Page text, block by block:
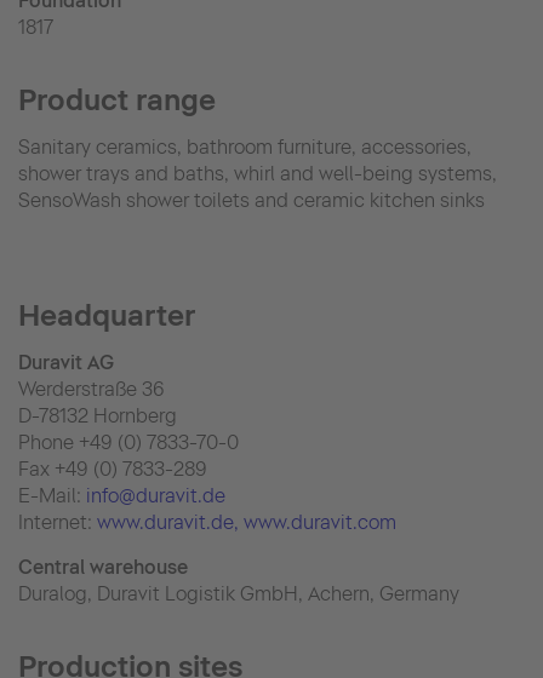
1817
Product range
Sanitary ceramics, bathroom furniture, accessories,
shower trays and baths, whirl and well-being systems,
SensoWash shower toilets and ceramic kitchen sinks
Headquarter
Duravit AG
Werderstraße 36
D-78132 Hornberg
Phone +49 (0) 7833-70-0
Fax +49 (0) 7833-289
E-Mail: info@duravit.de
Internet: www.duravit.de, www.duravit.com
Central warehouse
Duralog, Duravit Logistik GmbH, Achern, Germany
Production sites